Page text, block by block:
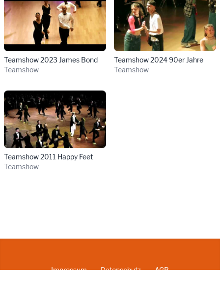
Details für Teamshow 2023 James Bond
Teamshow 2023 James Bond
Teamshow
Details für
Teamshow 2024 90er Jahre
Teamshow
Teamshow 2011 Happy Feet
Teamshow
Impressum Datenschutz AGB